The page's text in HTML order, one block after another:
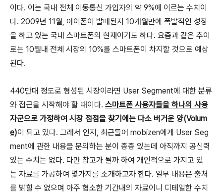
이다. 이는 국내 전체 이동통신 가입자의 약 9%에 이르는 수치이
다. 2009년 11월, 아이폰이 발매된지 10개월만에 폭발적인 성장
을 하고 있는 국내 스마트폰의 현재이기도 하다. 요즘과 같은 추이
로는 10월내 전체 시장의 10%를 스마트폰이 차지할 것으로 예상
된다.
440만대 정도로 형성된 시장이라면 User Segment에 대한 분류
와 접근을 시작해야 할 때이다. 스마트폰 사용자들을 하나의 사용
자군으로 가정하여 시장 접점을 찾기에는 다소 버거운 양(Volum
e)이 되고 있다. 그래서 인지, 최근들어 mobizen에게 User Seg
ment에 관한 내용을 문의하는 분이 종종 있는데 아직까지 공신력
있는 수치는 없다. 다만 참고가 될까 하여 개인적으로 가지고 있
는 자료를 가공하여 몇가지를 소개하고자 한다. 일부 내용은 출처
를 밝힐 수 없으며 아주 협소한 기간내의 자료이니 디테일한 수치